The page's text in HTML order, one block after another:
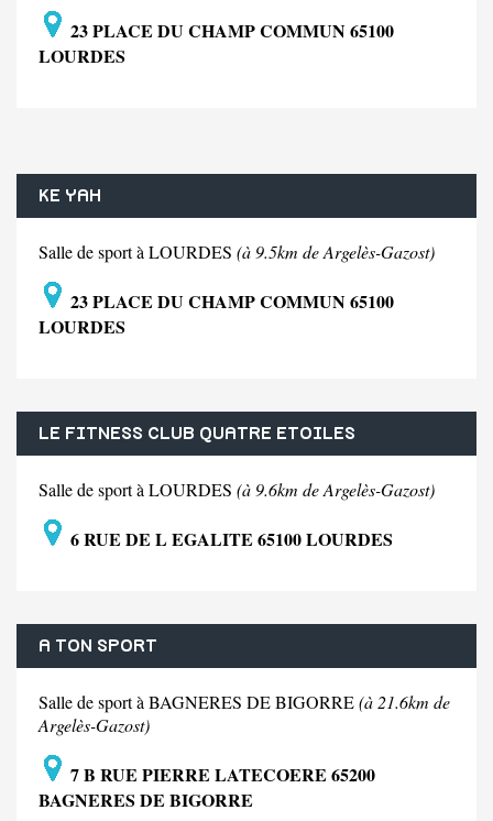
23 PLACE DU CHAMP COMMUN 65100
LOURDES
KE YAH
Salle de sport à LOURDES (à 9.5km de Argelès-Gazost)
23 PLACE DU CHAMP COMMUN 65100
LOURDES
LE FITNESS CLUB QUATRE ETOILES
Salle de sport à LOURDES (à 9.6km de Argelès-Gazost)
6 RUE DE L EGALITE 65100 LOURDES
A TON SPORT
Salle de sport à BAGNERES DE BIGORRE(à 21.6km de
Argelès-Gazost)
7 B RUE PIERRE LATECOERE 65200
BAGNERES DE BIGORRE